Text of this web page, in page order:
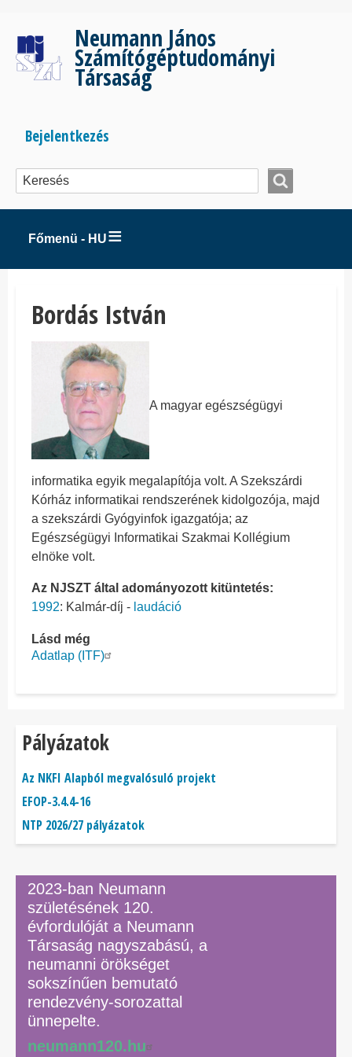
tartalomra
Neumann János
Számítógéptudományi
Társaság
Bejelentkezés
menüje
Bejelentkezés
Főmenü - HU
Bordás István
A magyar egészségügyi
informatika egyik megalapítója volt. A Szekszárdi
Kórház informatikai rendszerének kidolgozója, majd
a szekszárdi Gyógyinfok igazgatója; az
Egészségügyi Informatikai Szakmai Kollégium
elnöke volt.
Az NJSZT által adományozott kitüntetés:
1992: Kalmár-díj - laudáció
Lásd még
Adatlap (ITF)
Pályázatok
Az NKFI Alapból megvalósuló projekt
EFOP-3.4.4-16
NTP 2026/27 pályázatok
2023-ban Neumann
születésének 120.
évfordulóját a Neumann
Társaság nagyszabású, a
neumanni örökséget
sokszínűen bemutató
rendezvény-sorozattal
ünnepelte.
neumann120.hu